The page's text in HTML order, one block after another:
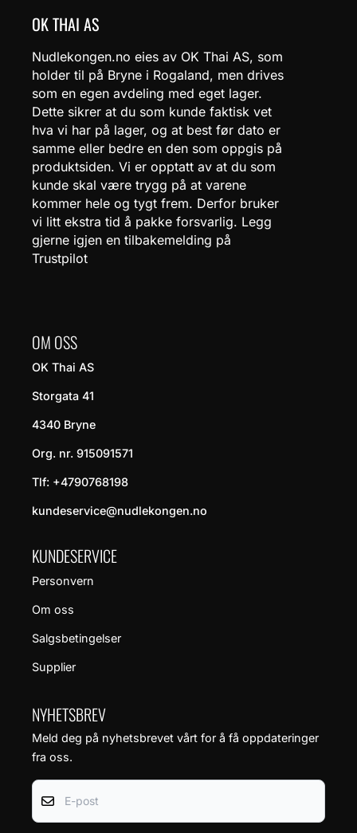
OK THAI AS
Nudlekongen.no eies av OK Thai AS, som
holder til på Bryne i Rogaland, men drives
som en egen avdeling med eget lager.
Dette sikrer at du som kunde faktisk vet
hva vi har på lager, og at best før dato er
samme eller bedre en den som oppgis på
produktsiden. Vi er opptatt av at du som
kunde skal være trygg på at varene
kommer hele og tygt frem. Derfor bruker
vi litt ekstra tid å pakke forsvarlig. Legg
gjerne igjen en tilbakemelding på
Trustpilot
OM OSS
OK Thai AS
Storgata 41
4340 Bryne
Org. nr. 915091571
Tlf: +4790768198
kundeservice@nudlekongen.no
KUNDESERVICE
Personvern
Om oss
Salgsbetingelser
Supplier
NYHETSBREV
Meld deg på nyhetsbrevet vårt for å få oppdateringer
fra oss.
E-post